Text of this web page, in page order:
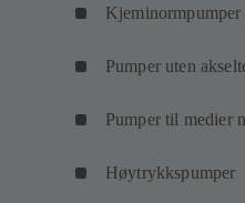
Kjeminormpumper
Pumper uten
Pumper til medier
Høytrykkspumper